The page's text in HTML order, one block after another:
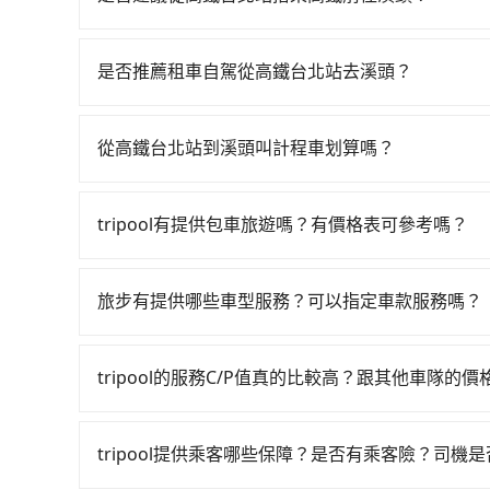
北-彰化一天最多僅26班次，如果行程緊湊或趕不
約花55分鐘、車費1,300元後，抵達溪頭 (南投縣
費，所以對於不是這麼趕時間的人來說，預約
是否推薦租車自駕從高鐵台北站去溪頭？
天就要來回，那在台北路邊可隨租隨借的iRent應
去，但額外的汽車保險與可能的罰單都需自付。
次租車都好像在開樂透一樣。另外，偶爾也會遇
天或者載行李時，就顯得非常不便。
從高鐵台北站到溪頭叫計程車划算嗎？
到車，也可考慮打電話至高鐵台北站附近的計程
倍。綜合以上，無論在價格或服務品質上，
tripool有提供包車旅遊嗎？有價格表可參考嗎？
擇2~12小時的服務，滿足家族出遊、朋友聚會、
士，請來信洽詢。
旅步有提供哪些車型服務？可以指定車款服務嗎？
專人回覆您。
tripool的服務C/P值真的比較高？跟其他車隊的價
的台灣大車隊、大都會、LINE Taxi、Uber，機
tripool提供乘客哪些保障？是否有乘客險？司機是